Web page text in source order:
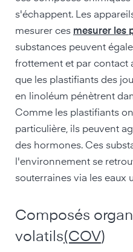
s'échappent. Les
mesurer ces mesurer les
substances peuvent
frottement et par contact
que les plastifiants des
en linoléum pénètrent
Comme les plastifiants
particulière, ils peuvent
des hormones. Ces
l'environnement se
souterraines via les eaux
Composés
volatils(COV)